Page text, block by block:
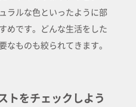
ラルな色といったように部
めです。どんな生活をした
なものも絞られてきます。
トをチェックしよう